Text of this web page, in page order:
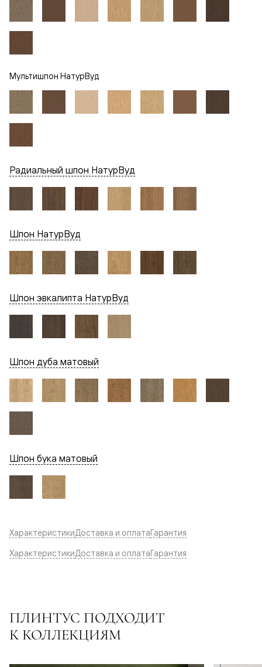
Мультишпон НатурВуд
Радиальный шпон НатурВуд
Шпон НатурВуд
Шпон эвкалипта НатурВуд
Шпон дуба матовый
Шпон бука матовый
ХарактеристикиДоставка и оплатаГарантия
ХарактеристикиДоставка и оплатаГарантия
ПЛИНТУС ПОДХОДИТ
К КОЛЛЕКЦИЯМ